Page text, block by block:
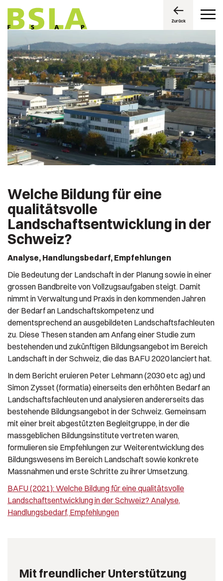
Zurück
Welche Bildung für eine
qualitätsvolle
Landschaftsentwicklung in der
Schweiz?
Analyse, Handlungsbedarf, Empfehlungen
Die Bedeutung der Landschaft in der Planung sowie in einer
grossen Bandbreite von Vollzugsaufgaben steigt. Damit
nimmt in Verwaltung und Praxis in den kommenden Jahren
der Bedarf an Landschaftskompetenz und
dementsprechend an ausgebildeten Landschaftsfachleuten
zu. Diese Thesen standen am Anfang einer Studie zum
bestehenden und zukünftigen Bildungsangebot im Bereich
Landschaft in der Schweiz, die das BAFU 2020 lanciert hat.
In dem Bericht eruieren Peter Lehmann (2030 etc ag) und
Simon Zysset (formatia) einerseits den erhöhten Bedarf an
Landschaftsfachleuten und analysieren andererseits das
bestehende Bildungsangebot in der Schweiz. Gemeinsam
mit einer breit abgestützten Begleitgruppe, in der die
massgeblichen Bildungsinstitute vertreten waren,
formulieren sie Empfehlungen zur Weiterentwicklung des
Bildungswesens im Bereich Landschaft sowie konkrete
Massnahmen und erste Schritte zu ihrer Umsetzung.
BAFU (2021): Welche Bildung für eine qualitätsvolle
Landschaftsentwicklung in der Schweiz? Analyse,
Handlungsbedarf, Empfehlungen
Mit freundlicher Unterstützung